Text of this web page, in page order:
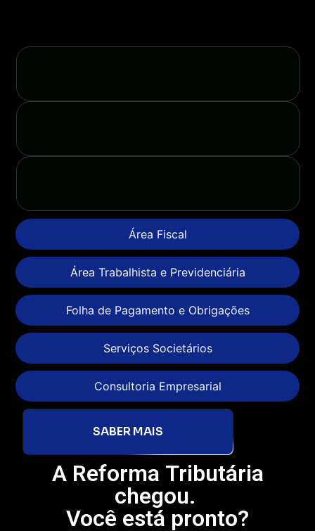
Área Fiscal
Área Trabalhista e Previdenciária
Folha de Pagamento e Obrigações
Serviços Societários
Consultoria Empresarial
SABER MAIS
A Reforma Tributária
chegou.
Você está pronto?